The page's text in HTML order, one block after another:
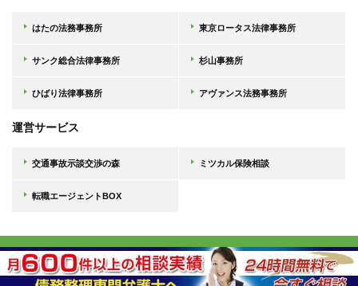
はたの法務事務所 東京ロータス法律事務所
サンク総合法律事務所 杉山事務所
ひばり法律事務所 アヴァンス法務事務所
運営サービス
交通事故示談交渉の森 ミツカル保険相談
転職エージェントBOX
Copyright © 債務整理の森, 2026 All Rights Reserved.